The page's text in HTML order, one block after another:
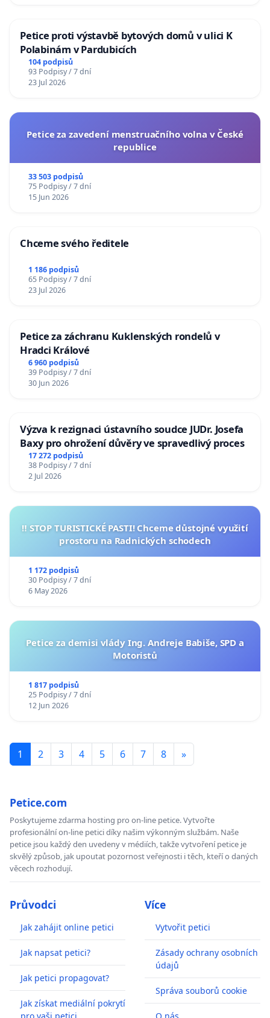
Petice proti výstavbě bytových domů v ulici K
Polabinám v Pardubicích
104 podpisů
93 Podpisy / 7 dní
23 Jul 2026
Petice za zavedení menstruačního volna v České
republice
33 503 podpisů
75 Podpisy / 7 dní
15 Jun 2026
Chceme svého ředitele
1 186 podpisů
65 Podpisy / 7 dní
23 Jul 2026
Petice za záchranu Kuklenských rondelů v
Hradci Králové
6 960 podpisů
39 Podpisy / 7 dní
30 Jun 2026
Výzva k rezignaci ústavního soudce JUDr. Josefa
Baxy pro ohrožení důvěry ve spravedlivý proces
17 272 podpisů
38 Podpisy / 7 dní
2 Jul 2026
‼️ STOP TURISTICKÉ PASTI! Chceme důstojné využití
prostoru na Radnických schodech
1 172 podpisů
30 Podpisy / 7 dní
6 May 2026
Petice za demisi vlády Ing. Andreje Babiše, SPD a
Motoristů
1 817 podpisů
25 Podpisy / 7 dní
12 Jun 2026
1 2 3 4 5 6 7 8 »
Petice.com
Poskytujeme zdarma hosting pro on-line petice. Vytvořte
profesionální on-line petici díky našim výkonným službám. Naše
petice jsou každý den uvedeny v médiích, takže vytvoření petice je
skvělý způsob, jak upoutat pozornost veřejnosti i těch, kteří o daných
věcech rozhodují.
Průvodci
Jak zahájit online petici
Jak napsat petici?
Jak petici propagovat?
Jak získat mediální pokrytí
Více
Vytvořit petici
Zásady ochrany osobních
údajů
Správa souborů cookie